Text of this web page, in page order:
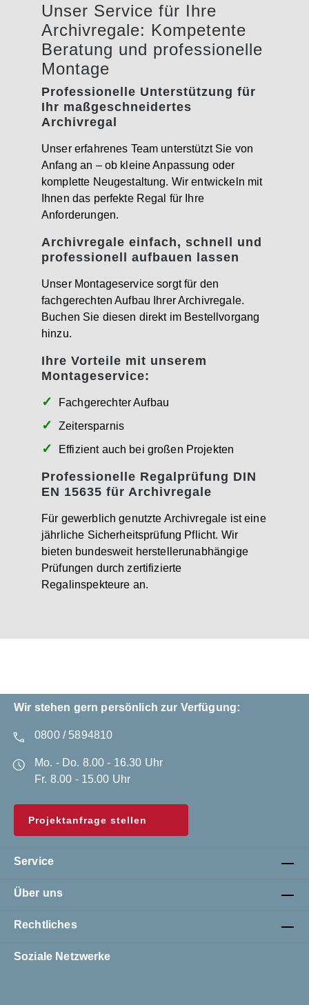
Unser Service für Ihre
Archivregale: Kompetente
Beratung und professionelle
Montage
Professionelle Unterstützung für
Ihr maßgeschneidertes
Archivregal
Unser erfahrenes Team unterstützt Sie von
Anfang an – ob kleine Anpassung oder
komplette Neugestaltung. Wir entwickeln mit
Ihnen das perfekte Regal für Ihre
Anforderungen.
Archivregale einfach, schnell und
professionell aufbauen lassen
Unser Montageservice sorgt für den
fachgerechten Aufbau Ihrer Archivregale.
Buchen Sie diesen direkt im Bestellvorgang
hinzu.
Ihre Vorteile mit unserem
Montageservice:
Fachgerechter Aufbau
Zeitersparnis
Effizient auch bei großen Projekten
Professionelle Regalprüfung DIN
EN 15635 für Archivregale
Für gewerblich genutzte Archivregale ist eine
jährliche Sicherheitsprüfung Pflicht. Wir
bieten bundesweit herstellerunabhängige
Prüfungen durch zertifizierte
Regalinspekteure an.
Wir stehen gern persönlich zur Verfügung:
0800 / 5894810
Mo. - Do. 8.00 - 16.30 Uhr
Fr. 8.00 - 15.00 Uhr
Projektanfrage stellen
Service
Über uns
Rechtliches
Soziale Netzwerke